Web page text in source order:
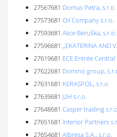
27567681 Domus Petra, s.r.o.
27573681 Oil Company s.r.o.
27593681 Akce Beruška,
27596681 ,,EKATERINA AND
27619681 ECE Entrée
27622681 Domino group,
27631681 KERASPOL, s.r.o.
27639681 J2H s.r.o.
27648681 Casper trading
27651681 Interior Partners
27654681 Albresa S.A., s.r.o.